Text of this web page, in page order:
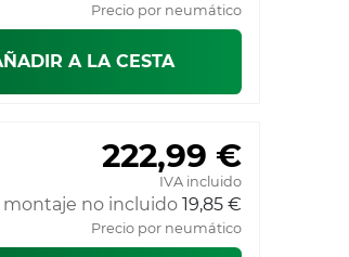
Precio por neumático
A LA CESTA
222,99 €
IVA incluido
montaje no incluido 19,85 €
Precio por neumático